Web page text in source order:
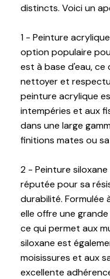
distincts. Voici un
1 - Peinture
option populaire
est à base d'eau, ce
nettoyer et
peinture acrylique
intempéries et aux
dans une large
finitions mates ou
2 - Peinture
réputée pour sa
durabilité. Formulée
elle offre une
ce qui permet aux
siloxane est
moisissures et aux
excellente